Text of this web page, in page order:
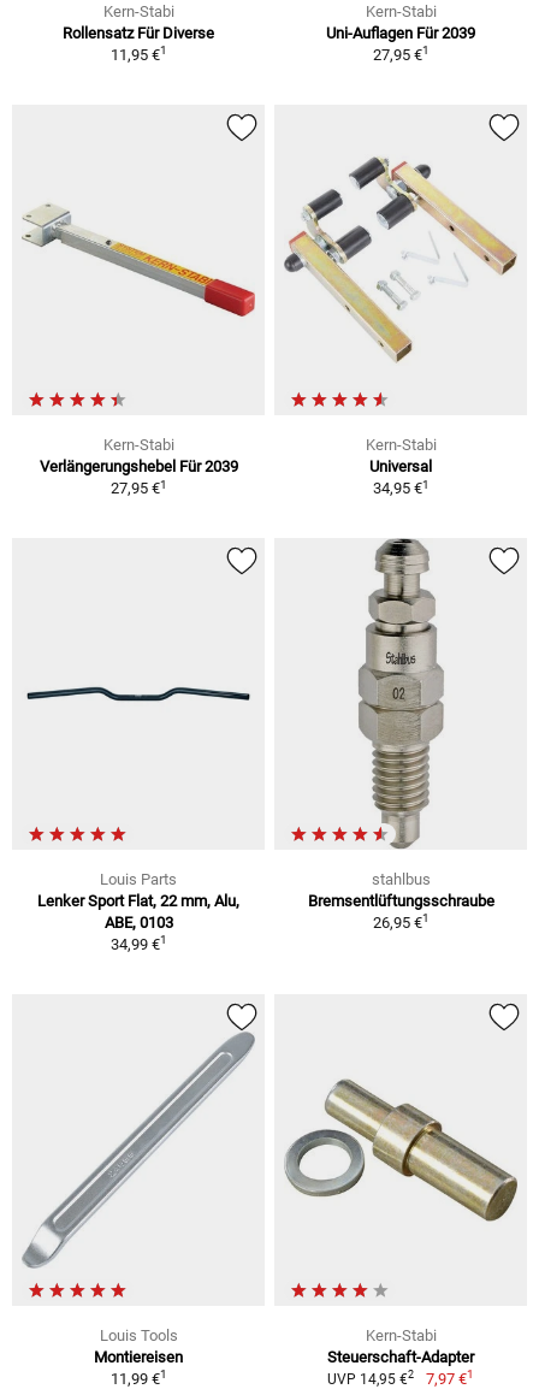
Kern-Stabi
Rollensatz Für Diverse
11,95 €1
Kern-Stabi
Uni-Auflagen Für 2039
27,95 €1
Kern-Stabi
Verlängerungshebel Für 2039
27,95 €1
Kern-Stabi
Universal
34,95 €1
Louis Parts
Lenker Sport Flat, 22 mm, Alu,
ABE, 0103
34,99 €1
stahlbus
Bremsentlüftungsschraube
26,95 €1
Louis Tools
Montiereisen
11,99 €1
Kern-Stabi
Steuerschaft-Adapter
UVP 14,95 €2 7,97 €1